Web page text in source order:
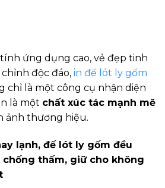
ứng dụng cao, vẻ đẹp tinh
độc đáo, in đế lót ly gốm
chỉ là một công cụ nhận diện
là một chất xúc tác mạnh mẽ
ảnh thương hiệu.
lạnh, đế lót ly gốm đều
chống thấm, giữ cho không